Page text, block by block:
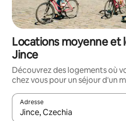
Locations moyenne et
Jince
Découvrez des logements où
chez vous pour un séjour d'un
Adresse
Lorsque les résultats